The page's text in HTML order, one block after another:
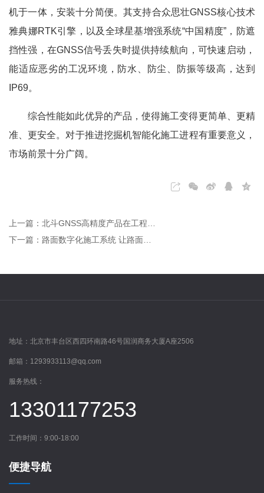
机于一体，安装十分简便。其支持合众思壮GNSS核心技术
雅典娜RTK引擎，以及全球星基增强系统“中国精度”，防遮
挡性强，在GNSS信号丢失时提供持续航向，可快速启动，
能适应恶劣的工况环境，防水、防尘、防振等级高，达到
IP69。
综合性能如此优异的产品，使得施工变得更简单、更精
准、更安全。对于推进挖掘机智能化施工进程有重要意义，
市场前景十分广阔。
上一篇：北斗GNSS高精度产品在工程施工方面的应用
下一篇：路面数字化施工系统 让路面工程监测更准确
地址： 北京市丰台区西四环南路46号国润商务大厦A座2506
邮箱： 1293933113@qq.com
服务热线：
13301177253
工作时间：9:00-18:00
便捷导航